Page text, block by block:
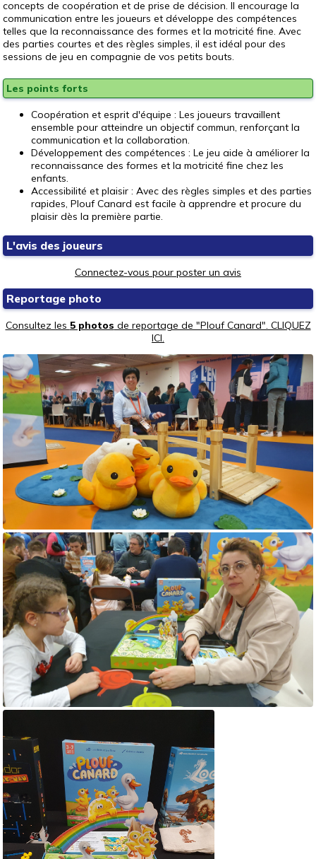
concepts de coopération et de prise de décision. Il encourage la
communication entre les joueurs et développe des compétences
telles que la reconnaissance des formes et la motricité fine. Avec
des parties courtes et des règles simples, il est idéal pour des
sessions de jeu en compagnie de vos petits bouts.
Les points forts
Coopération et esprit d'équipe : Les joueurs travaillent
ensemble pour atteindre un objectif commun, renforçant la
communication et la collaboration.
Développement des compétences : Le jeu aide à améliorer la
reconnaissance des formes et la motricité fine chez les
enfants.
Accessibilité et plaisir : Avec des règles simples et des parties
rapides, Plouf Canard est facile à apprendre et procure du
plaisir dès la première partie.
L'avis des joueurs
Connectez-vous pour poster un avis
Reportage photo
Consultez les 5 photos de reportage de "Plouf Canard". CLIQUEZ
ICI.